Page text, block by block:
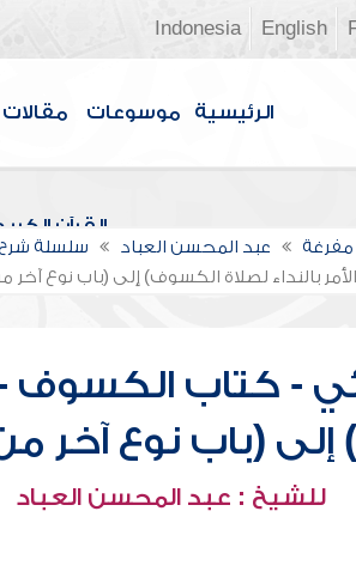
English
Indonesia
الرئيسية موسوعات مقالات
القرآن
عبد المحسن العباد سلسلة
بالنداء لصلاة الكسوف) إلى (باب نوع
- كتاب الكسوف -
(باب نوع آخر
للشيخ : عبد المحسن العباد